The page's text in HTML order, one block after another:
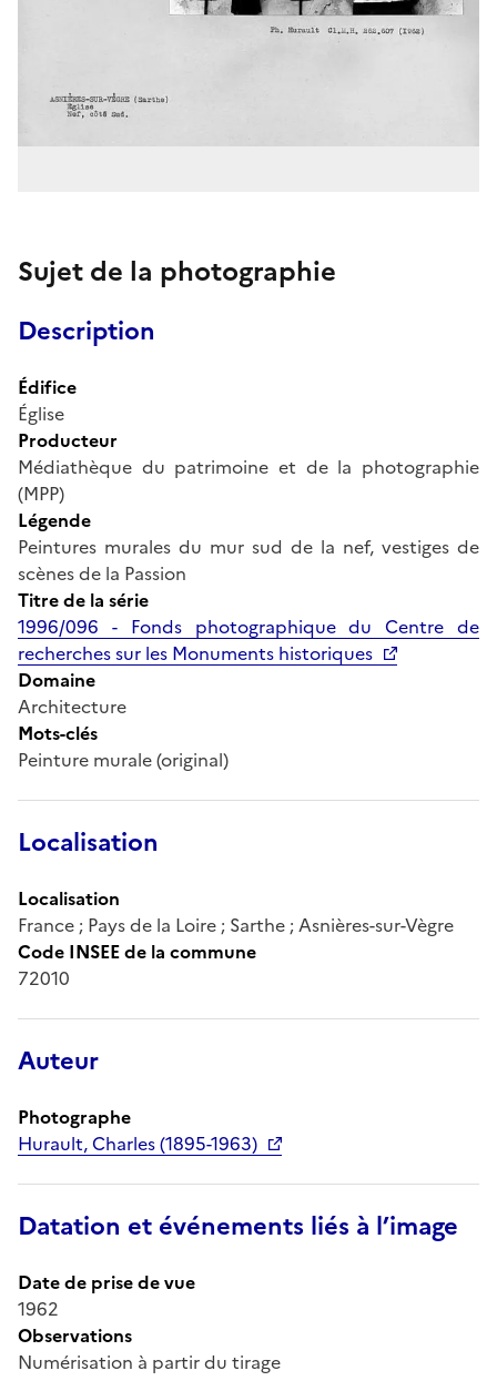
Sujet de la photographie
Description
Édifice
Église
Producteur
Médiathèque du patrimoine et de la photographie
(MPP)
Légende
Peintures murales du mur sud de la nef, vestiges de
scènes de la Passion
Titre de la série
1996/096 - Fonds photographique du Centre de
recherches sur les Monuments historiques
Domaine
Architecture
Mots-clés
Peinture murale (original)
Localisation
Localisation
France ; Pays de la Loire ; Sarthe ; Asnières-sur-Vègre
Code INSEE de la commune
72010
Auteur
Photographe
Hurault, Charles (1895-1963)
Datation et événements liés à l’image
Date de prise de vue
1962
Observations
Numérisation à partir du tirage